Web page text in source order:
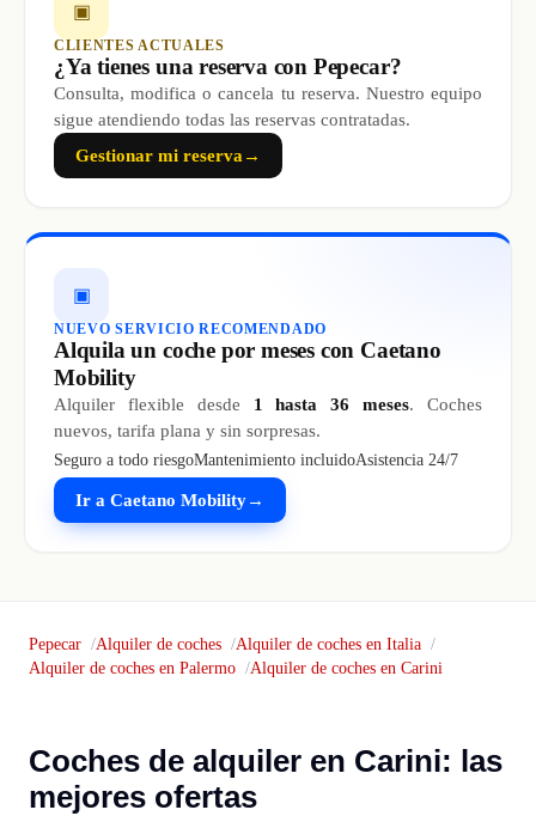
▣
CLIENTES ACTUALES
¿Ya tienes una reserva con Pepecar?
Consulta, modifica o cancela tu reserva. Nuestro equipo
sigue atendiendo todas las reservas contratadas.
Gestionar mi reserva →
▣
NUEVO SERVICIO RECOMENDADO
Alquila un coche por meses con Caetano
Mobility
Alquiler flexible desde 1 hasta 36 meses. Coches
nuevos, tarifa plana y sin sorpresas.
Seguro a todo riesgoMantenimiento incluidoAsistencia 24/7
Ir a Caetano Mobility→
Pepecar Alquiler de coches
Alquiler de coches en Italia
Alquiler de coches en Palermo
Alquiler de coches en Carini
Coches de alquiler en Carini: las
mejores ofertas